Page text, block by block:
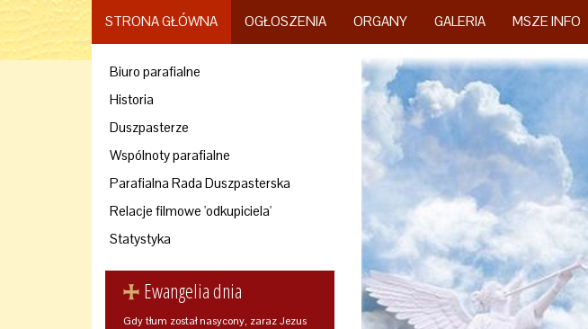
STRONA GŁÓWNA OGŁOSZENIA ORGANY GALERIA MSZE INFO
Biuro parafialne
Historia
Duszpasterze
Wspólnoty parafialne
Parafialna Rada Duszpasterska
Relacje filmowe 'odkupiciela'
Statystyka
Ewangelia dnia
Gdy tłum został nasycony, zaraz Jezus